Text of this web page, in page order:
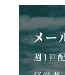
メー
週１回